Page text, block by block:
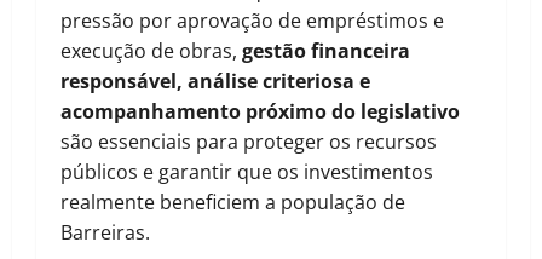
pressão por aprovação de empréstimos e
execução de obras, gestão financeira
responsável, análise criteriosa e
acompanhamento próximo do legislativo
são essenciais para proteger os recursos
públicos e garantir que os investimentos
realmente beneficiem a população de
Barreiras.